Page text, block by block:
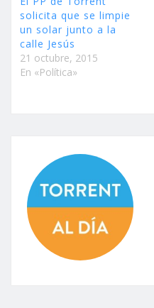
solicita que se limpie
un solar junto a la
calle Jesús
21 octubre, 2015
En «Política»